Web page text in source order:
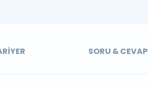
SORU & CEVAP